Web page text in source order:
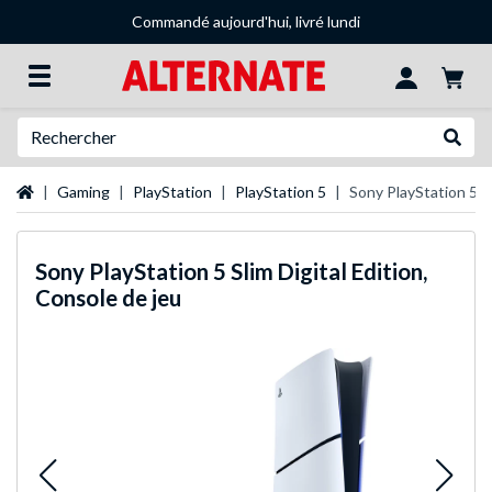
Commandé aujourd'hui, livré lundi
Page d'accueil
Gaming PlayStation PlayStation 5 Sony PlayStation 5
Sony PlayStation 5 Slim Digital Edition,
Console de jeu